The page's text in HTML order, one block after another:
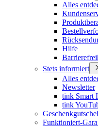
Alles
Hilfe
Stets informiert
Alles
Newsletter
tink Smart
tink
Funktioniert-